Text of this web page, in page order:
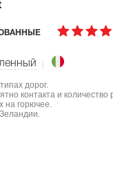
дорог.
контакта и количество
на горючее.